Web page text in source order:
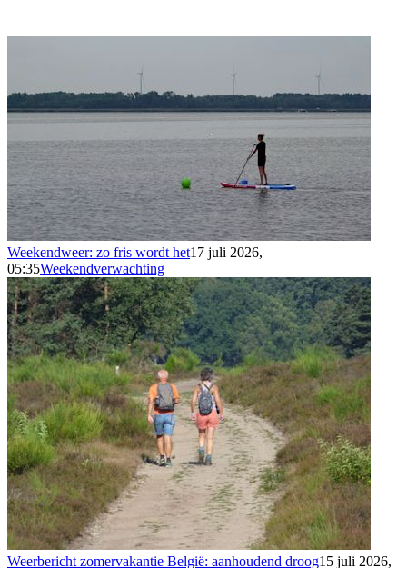
Weekendweer: zo fris wordt het17 juli 2026,
05:35Weekendverwachting
Weerbericht zomervakantie België: aanhoudend droog15 juli 2026,